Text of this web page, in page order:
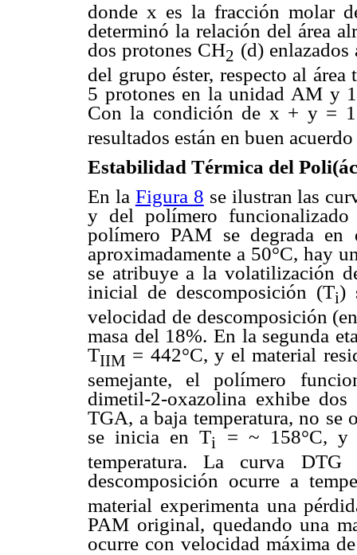
donde x es la fracción molar
determinó la relación del área
dos protones CH2 (d)
del grupo éster, respecto al
5 protones en la unidad AM y
Con la condición de x + y =
resultados están en buen
Estabilidad Térmica del
En la Figura 8 se ilustran las
y del polímero
polímero PAM se degrada
aproximadamente a 50°C, hay
se atribuye a la volatilización
inicial de descomposición (Ti)
velocidad de descomposición
masa del 18%. En la segunda
TIIM = 442°C, y el material
semejante, el polímero
dimetil-2-oxazolina exhibe
TGA, a baja temperatura, no se
se inicia en Ti
= ~ 158°C, y
temperatura. La curva
descomposición ocurre a
material experimenta una
PAM original, quedando una
ocurre con velocidad máxima